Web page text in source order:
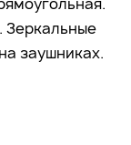
Зеркальные
заушниках.